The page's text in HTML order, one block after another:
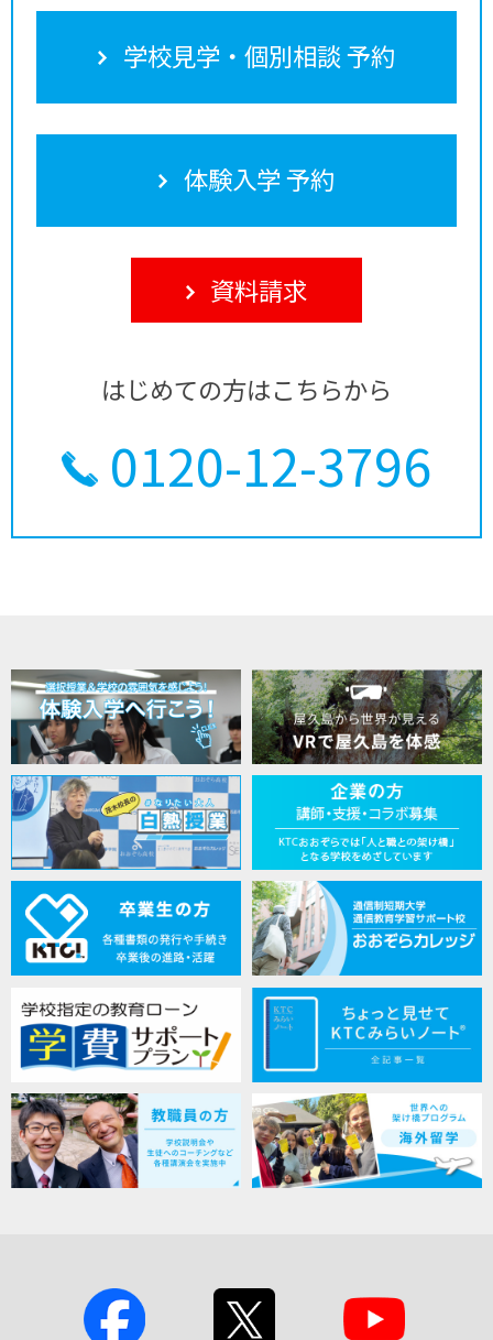
学校見学・個別相談 予約
体験入学 予約
資料請求
はじめての方はこちらから
0120-12-3796